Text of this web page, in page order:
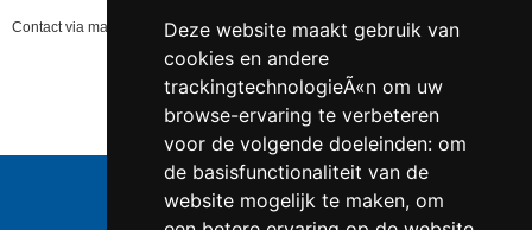
Deze website maakt gebruik van
cookies en andere
trackingtechnologieÃ«n om uw
browse-ervaring te verbeteren
voor de volgende doeleinden: om
de basisfunctionaliteit van de
website mogelijk te maken, om
Contact via mail